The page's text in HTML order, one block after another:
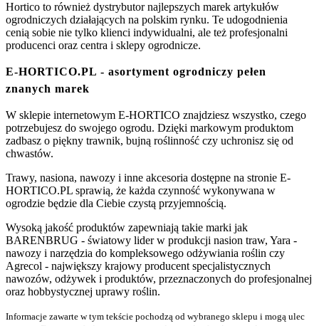
Hortico to również dystrybutor najlepszych marek artykułów
ogrodniczych działających na polskim rynku. Te udogodnienia
cenią sobie nie tylko klienci indywidualni, ale też profesjonalni
producenci oraz centra i sklepy ogrodnicze.
E-HORTICO.PL - asortyment ogrodniczy pełen
znanych marek
W sklepie internetowym E-HORTICO znajdziesz wszystko, czego
potrzebujesz do swojego ogrodu. Dzięki markowym produktom
zadbasz o piękny trawnik, bujną roślinność czy uchronisz się od
chwastów.
Trawy, nasiona, nawozy i inne akcesoria dostępne na stronie E-
HORTICO.PL sprawią, że każda czynność wykonywana w
ogrodzie będzie dla Ciebie czystą przyjemnością.
Wysoką jakość produktów zapewniają takie marki jak
BARENBRUG - światowy lider w produkcji nasion traw, Yara -
nawozy i narzędzia do kompleksowego odżywiania roślin czy
Agrecol - największy krajowy producent specjalistycznych
nawozów, odżywek i produktów, przeznaczonych do profesjonalnej
oraz hobbystycznej uprawy roślin.
Informacje zawarte w tym tekście pochodzą od wybranego sklepu i mogą ulec